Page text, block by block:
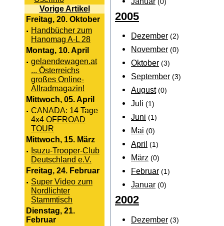
Vorige Artikel
Freitag, 20. Oktober
· Handbücher zum
Hanomag A-L 28
Montag, 10. April
· gelaendewagen.at
... Österreichs
großes Online-
Allradmagazin!
Mittwoch, 05. April
· CANADA: 14 Tage
4x4 OFFROAD
TOUR
Mittwoch, 15. März
· Isuzu-Trooper-Club
Deutschland e.V.
Freitag, 24. Februar
· Super Video zum
Nordlichter
Stammtisch
Dienstag, 21.
Februar
(0)
2005
Dezember (2)
November (0)
Oktober (3)
September (3)
August (0)
Juli (1)
Juni (1)
Mai (0)
April (1)
März (0)
Februar (1)
Januar (0)
2002
Dezember (3)